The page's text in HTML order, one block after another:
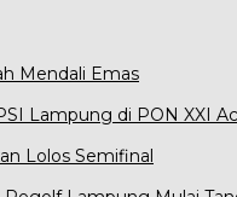
Mendali Emas
Lampung di PON XXI
Lolos Semifinal